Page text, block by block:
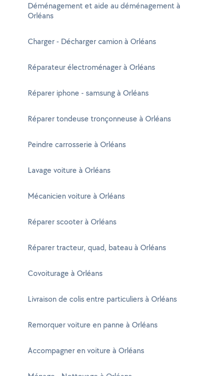
Déménagement et aide au déménagement à
Orléans
Charger - Décharger camion à Orléans
Réparateur électroménager à Orléans
Réparer iphone - samsung à Orléans
Réparer tondeuse tronçonneuse à Orléans
Peindre carrosserie à Orléans
Lavage voiture à Orléans
Mécanicien voiture à Orléans
Réparer scooter à Orléans
Réparer tracteur, quad, bateau à Orléans
Covoiturage à Orléans
Livraison de colis entre particuliers à Orléans
Remorquer voiture en panne à Orléans
Accompagner en voiture à Orléans